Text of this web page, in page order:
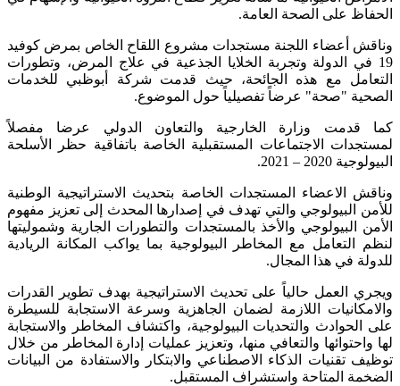
الحفاظ على الصحة العامة.
وناقش أعضاء اللجنة مستجدات مشروع اللقاح الخاص بمرض كوفيد
19 في الدولة وتجربة الخلايا الجذعية في علاج المرض، وتطورات
التعامل مع هذه الجائحة، حيث قدمت شركة أبوظبي للخدمات
الصحية "صحة" عرضاً تفصيلياً حول الموضوع.
كما قدمت وزارة الخارجية والتعاون الدولي عرضا مفصلاً
لمستجدات الاجتماعات المستقبلية الخاصة باتفاقية حظر الأسلحة
البيولوجية 2020 – 2021.
وناقش الاعضاء المستجدات الخاصة بتحديث الاستراتيجية الوطنية
للأمن البيولوجي والتي تهدف في إصدارها المحدث إلى تعزيز مفهوم
الأمن البيولوجي والأخذ بالمستجدات والتطورات الجارية وشموليتها
لنظم التعامل مع المخاطر البيولوجية بما يواكب المكانة الريادية
للدولة في هذا المجال.
ويجري العمل حالياً على تحديث الاستراتيجية بهدف تطوير القدرات
والامكانيات اللازمة لضمان الجاهزية وسرعة الاستجابة للسيطرة
على الحوادث والتحديات البيولوجية، واكتشاف المخاطر والاستجابة
لها واحتوائها والتعافي منها، وتعزيز عمليات إدارة المخاطر من خلال
توظيف تقنيات الذكاء الاصطناعي والابتكار والاستفادة من البيانات
الضخمة المتاحة واستشراف المستقبل.